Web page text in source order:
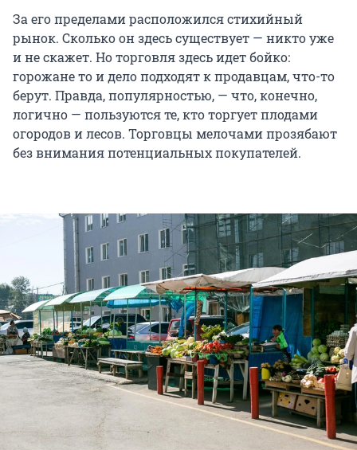
За его пределами расположился стихийный
рынок. Сколько он здесь существует — никто уже
и не скажет. Но торговля здесь идет бойко:
горожане то и дело подходят к продавцам, что-то
берут. Правда, популярностью, — что, конечно,
логично — пользуются те, кто торгует плодами
огородов и лесов. Торговцы мелочами прозябают
без внимания потенциальных покупателей.